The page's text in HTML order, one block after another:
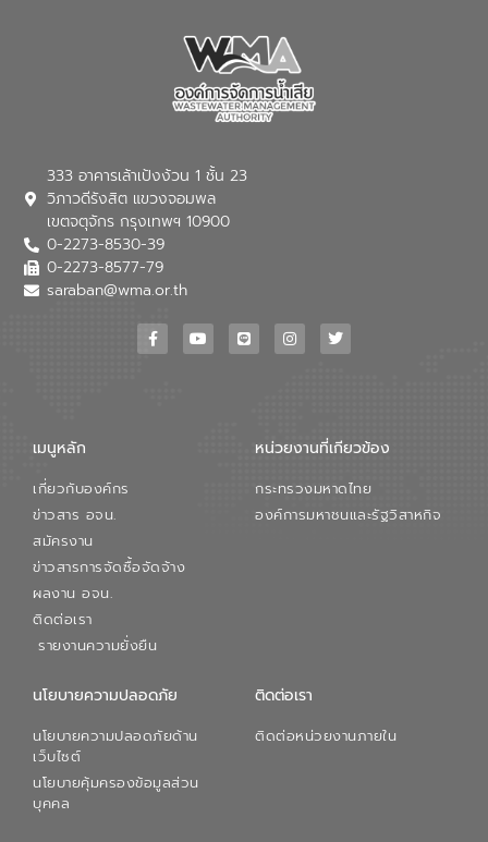
(อจน.) มาผสานกับประสบการณ์และ
เทคโนโลยีโครงข่ายน้ำครบวงจรในพื้นที่ EEC
ของอีสท์ วอเตอร์ เพื่อร่วมกันศึกษา
เทคโนโลยีการปรับปรุงคุณภาพน้ำ (Water
Reuse) และพัฒนารูปแบบการดำเนินงาน
ใช้น้ำที่พุ่งสูงขึ้นจากการขยายตัวของ
การองค์การจัดการน้ำเสีย กล่าวถึงภารกิจ
เพื่อสนับสนุนการพัฒนาเมืองอย่างยั่งยืน
ขณะที่ นายบดินทร์ อุดล กรรมการผู้อำนวย
สมดุลทางเศรษฐกิจและสิ่งแวดล้อมได้อย่าง
ภาคเอกชนในครั้งนี้ นับเป็นก้าวสำคัญของ
องค์การจัดการน้ำเสีย (อจน.) ในการร่วมวาง
333 อาคารเล้าเป้งง้วน 1 ชั้น 23
วิภาวดีรังสิต แขวงจอมพล
เขตจตุจักร กรุงเทพฯ 10900
0-2273-8530-39
0-2273-8577-79
saraban@wma.or.th
เมนูหลัก
เกี่ยวกับองค์กร
ข่าวสาร อจน.
สมัครงาน
ข่าวสารการจัดซื้อจัดจ้าง
ผลงาน อจน.
ติดต่อเรา
รายงานความยั่งยืน
หน่วยงานที่เกียวข้อง
กระทรวงมหาดไทย
องค์การมหาชนและรัฐวิสาหกิจ
นโยบายความปลอดภัย
นโยบายความปลอดภัยด้าน
เว็บไซต์
นโยบายคุ้มครองข้อมูลส่วน
บุคคล
ติดต่อเรา
ติดต่อหน่วยงานภายใน